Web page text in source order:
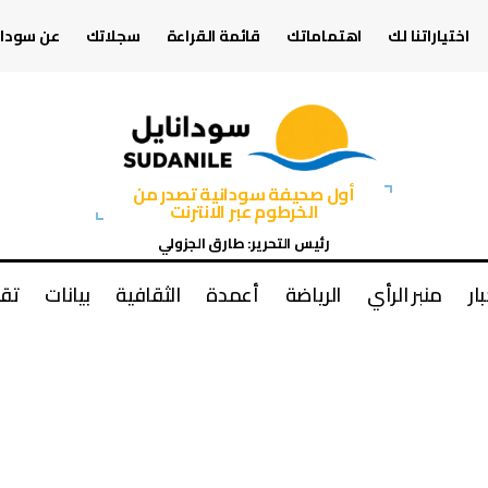
اختياراتنا لك اهتماماتك قائمة القراءة سجلاتك عن
أول صحيفة سودانية تصدر من
الخرطوم عبر الانترنت
رئيس التحرير: طارق الجزولي
منبر الرأي الرياضة أعمدة الثقافية بيانات